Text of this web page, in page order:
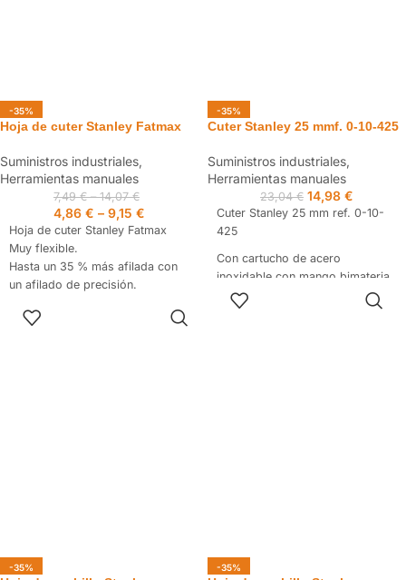
-35%
Hoja de cuter Stanley Fatmax
Suministros industriales,
Herramientas manuales
7,49€–14,07€
4,86 € – 9,15 €
Hoja de cuter Stanley Fatmax
Muy flexible.
Hasta un 35 % más afilada con
un afilado de precisión.
-35%
Cuter Stanley 25 mmf. 0-10-425
Suministros industriales,
Herramientas manuales
23,04€ 14,98 €
Cuter Stanley 25 mm ref. 0-10-
425
Con cartucho de acero
inoxidable con mango bimateria
con agarre y ergonomia óptimo.
Sistema de bloqueo de hoja con
-35% -35%